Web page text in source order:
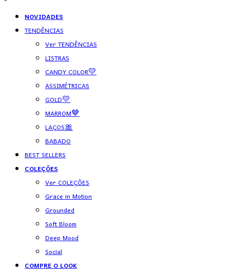
NOVIDADES
TENDÊNCIAS
Ver TENDÊNCIAS
LISTRAS
CANDY COLOR💛
ASSIMÉTRICAS
GOLD💛
MARROM🤎
LAÇOS🎀
BABADO
BEST SELLERS
COLEÇÕES
Ver COLEÇÕES
Grace in Motion
Grounded
Soft Bloom
Deep Mood
Social
COMPRE O LOOK